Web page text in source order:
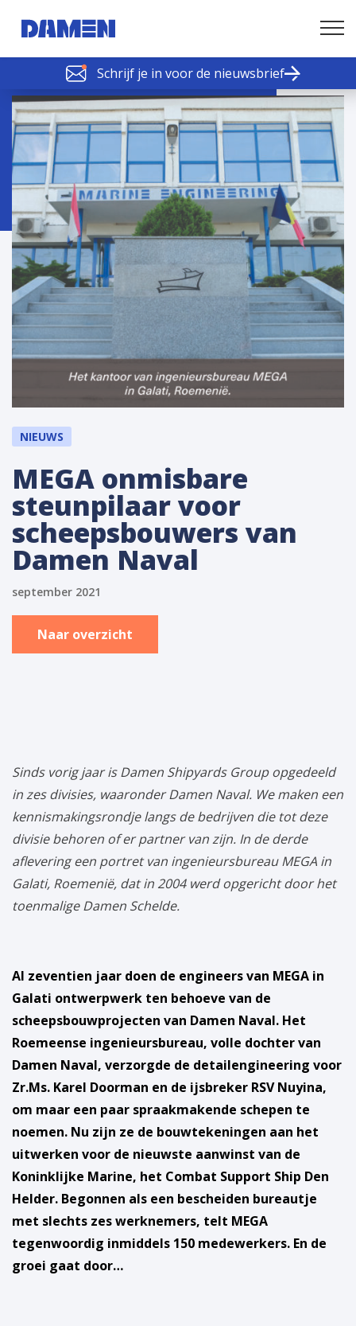
Schrijf je in voor de nieuwsbrief
SCHELDE SCHAKELS
Nieuws of tips
NIEUWS
MEGA onmisbare
steunpilaar voor
scheepsbouwers van
Damen Naval
september 2021
Naar overzicht
Sinds vorig jaar is Damen Shipyards Group opgedeeld
in zes divisies, waaronder Damen Naval. We maken een
kennismakingsrondje langs de bedrijven die tot deze
divisie behoren of er partner van zijn. In de derde
aflevering een portret van ingenieursbureau MEGA in
Galati, Roemenië, dat in 2004 werd opgericht door het
toenmalige Damen Schelde.
Al zeventien jaar doen de engineers van MEGA in
Galati ontwerpwerk ten behoeve van de
scheepsbouwprojecten van Damen Naval. Het
Roemeense ingenieursbureau, volle dochter van
Damen Naval, verzorgde de detailengineering voor
Zr.Ms. Karel Doorman en de ijsbreker RSV Nuyina,
om maar een paar spraakmakende schepen te
noemen. Nu zijn ze de bouwtekeningen aan het
uitwerken voor de nieuwste aanwinst van de
Koninklijke Marine, het Combat Support Ship Den
Helder. Begonnen als een bescheiden bureautje
met slechts zes werknemers, telt MEGA
tegenwoordig inmiddels 150 medewerkers. En de
groei gaat door…